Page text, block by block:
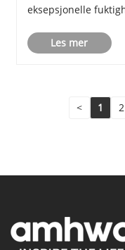
eksepsjonelle
denneLes mer
< 1 2